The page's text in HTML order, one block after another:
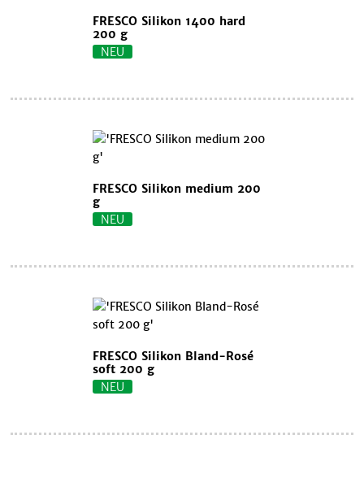
FRESCO Silikon 1400 hard
200 g
NEU
FRESCO Silikon medium 200
g
NEU
FRESCO Silikon Bland-Rosé
soft 200 g
NEU